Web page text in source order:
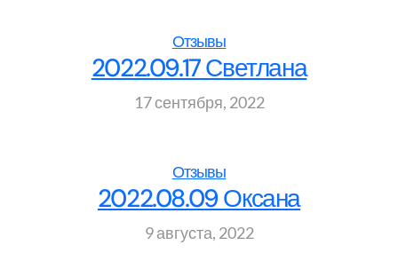
Отзывы
2022.09.17 Светлана
17 сентября, 2022
Отзывы
2022.08.09 Оксана
9 августа, 2022